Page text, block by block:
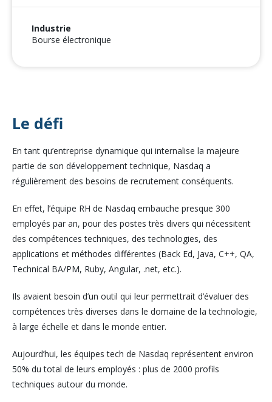
Industrie
Bourse électronique
Le défi
En tant qu’entreprise dynamique qui internalise la majeure
partie de son développement technique, Nasdaq a
régulièrement des besoins de recrutement conséquents.
En effet, l’équipe RH de Nasdaq embauche presque 300
employés par an, pour des postes très divers qui nécessitent
des compétences techniques, des technologies, des
applications et méthodes différentes (Back Ed, Java, C++, QA,
Technical BA/PM, Ruby, Angular, .net, etc.).
Ils avaient besoin d’un outil qui leur permettrait d’évaluer des
compétences très diverses dans le domaine de la technologie,
à large échelle et dans le monde entier.
Aujourd’hui, les équipes tech de Nasdaq représentent environ
50% du total de leurs employés : plus de 2000 profils
techniques autour du monde.